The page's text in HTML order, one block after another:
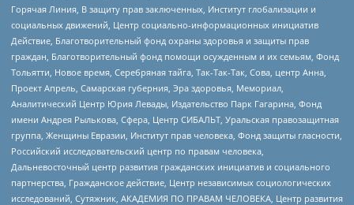
Горячая Линия, В защиту прав заключенных, Институт глобализации и
социальных движений, Центр социально-информационных инициатив
Действие, Благотворительный фонд охраны здоровья и защиты прав
граждан, Благотворительный фонд помощи осужденным и их семьям, Фонд
Тольятти, Новое время, Серебряная тайга, Так-Так-Так, Сова, центр Анна,
Проект Апрель, Самарская губерния, Эра здоровья, Мемориал,
Аналитический Центр Юрия Левады, Издательство Парк Гагарина, Фонд
имени Андрея Рылькова, Сфера, Центр СИБАЛЬТ, Уральская правозащитная
группа, Женщины Евразии, Институт прав человека, Фонд защиты гласности,
Российский исследовательский центр по правам человека,
Дальневосточный центр развития гражданских инициатив и социального
партнерства, Гражданское действие, Центр независимых социологических
исследований, Сутяжник, АКАДЕМИЯ ПО ПРАВАМ ЧЕЛОВЕКА, Центр развития